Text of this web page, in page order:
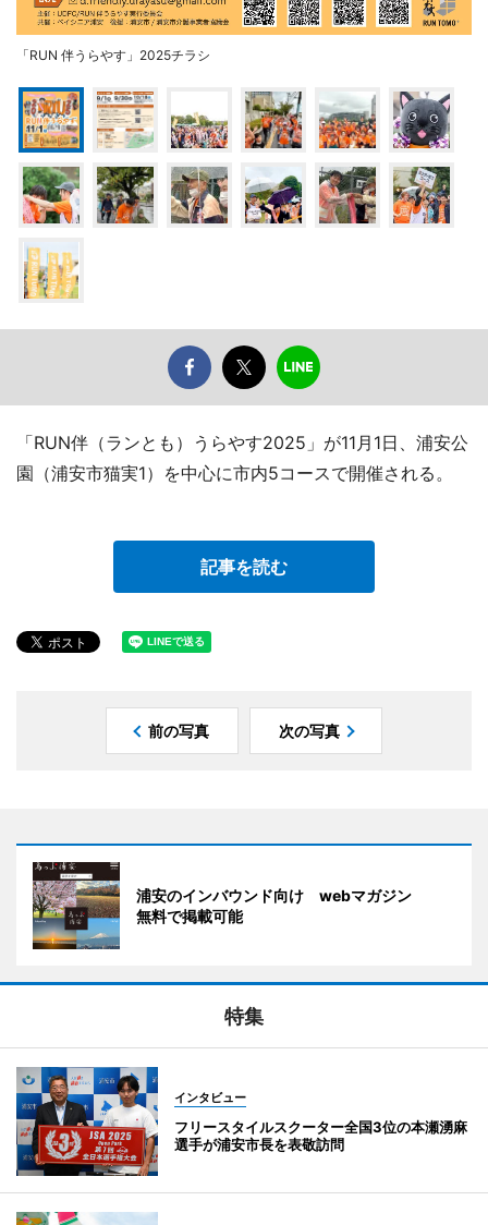
「RUN 伴うらやす」2025チラシ
「RUN伴（ランとも）うらやす2025」が11月1日、浦安公
園（浦安市猫実1）を中心に市内5コースで開催される。
記事を読む
前の写真 次の写真
浦安のインバウンド向け webマガジン
無料で掲載可能
特集
インタビュー
フリースタイルスクーター全国3位の本瀬湧麻
選手が浦安市長を表敬訪問